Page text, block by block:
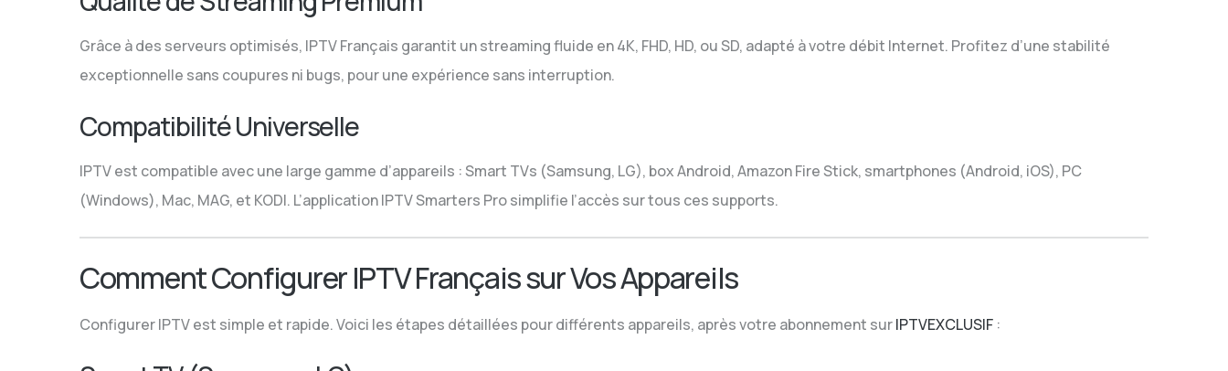
Grâce à des serveurs optimisés, IPTV Français garantit un streaming fluide en 4K, FHD, HD, ou SD, adapté à votre débit Internet. Profitez d’une stabilité
exceptionnelle sans coupures ni bugs, pour une expérience sans interruption.
Compatibilité Universelle
IPTV est compatible avec une large gamme d’appareils : Smart TVs (Samsung, LG), box Android, Amazon Fire Stick, smartphones (Android, iOS), PC
(Windows), Mac, MAG, et KODI. L’application IPTV Smarters Pro simplifie l’accès sur tous ces supports.
Comment Configurer IPTV Français sur Vos Appareils
Configurer IPTV est simple et rapide. Voici les étapes détaillées pour différents appareils, après votre abonnement surIPTVEXCLUSIF :